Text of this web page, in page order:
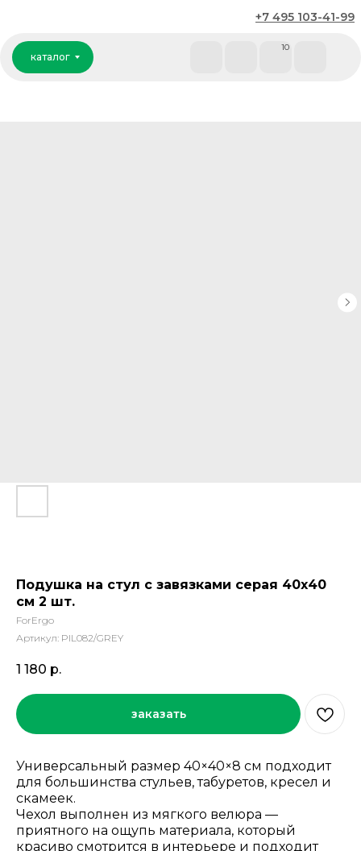
+7 495 103-41-99
каталог
10
Подушка на стул с завязками серая 40х40
см 2 шт.
ForErgo
Артикул: PIL082/GREY
1 180 р.
заказать
Универсальный размер 40×40×8 см подходит
для большинства стульев, табуретов, кресел и
скамеек.
Чехол выполнен из мягкого велюра —
приятного на ощупь материала, который
красиво смотрится в интерьере и подходит